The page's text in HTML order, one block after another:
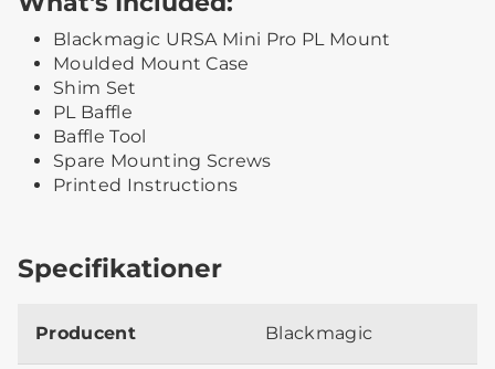
Blackmagic URSA Mini Pro PL Mount
Moulded Mount Case
Shim Set
PL Baffle
Baffle Tool
Spare Mounting Screws
Printed Instructions
Specifikationer
Producent Blackmagic